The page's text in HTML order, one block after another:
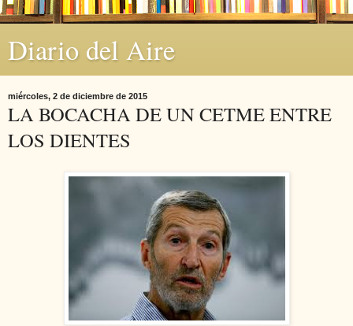
Diario del Aire
miércoles, 2 de diciembre de 2015
LA BOCACHA DE UN CETME ENTRE
LOS DIENTES